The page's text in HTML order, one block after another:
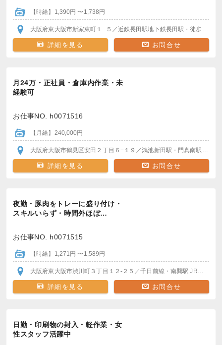
【時給】1,390円 〜1,738円
大阪府東大阪市新家東町１−５ ／近鉄長田駅地下鉄長田駅 ・徒歩13分
詳細を見る お問合せ
月24万・正社員・倉庫内作業・未
経験可
お仕事NO. h0071516
【月給】240,000円
大阪府大阪市鶴見区安田２丁目６−１９ ／鴻池新田駅・門真南駅 バイ
詳細を見る お問合せ
夜勤・豚肉をトレーに盛り付け・
スキルいらず・時間外ほぼ…
お仕事NO. h0071515
【時給】1,271円 〜1,589円
大阪府東大阪市渋川町３丁目１２-２５ ／千日前線・南巽駅 JRおおさか東線・長瀬駅
詳細を見る お問合せ
日勤・印刷物の封入・軽作業・女
性スタッフ活躍中